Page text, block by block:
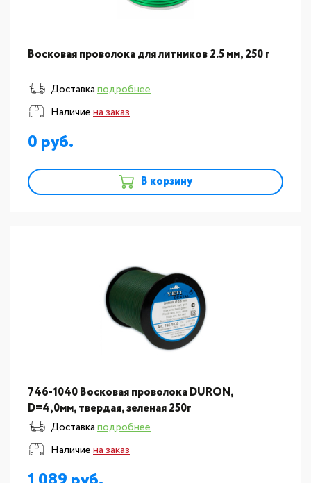
Восковая проволока для литников 2.5 мм, 250 г
Доставкаподробнее
Наличиена заказ
0
В корзину
746-1040 Восковая проволока DURON,
D=4,0мм, твердая, зеленая 250г
Доставкаподробнее
Наличиена заказ